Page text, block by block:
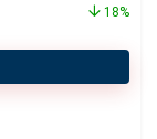
18%